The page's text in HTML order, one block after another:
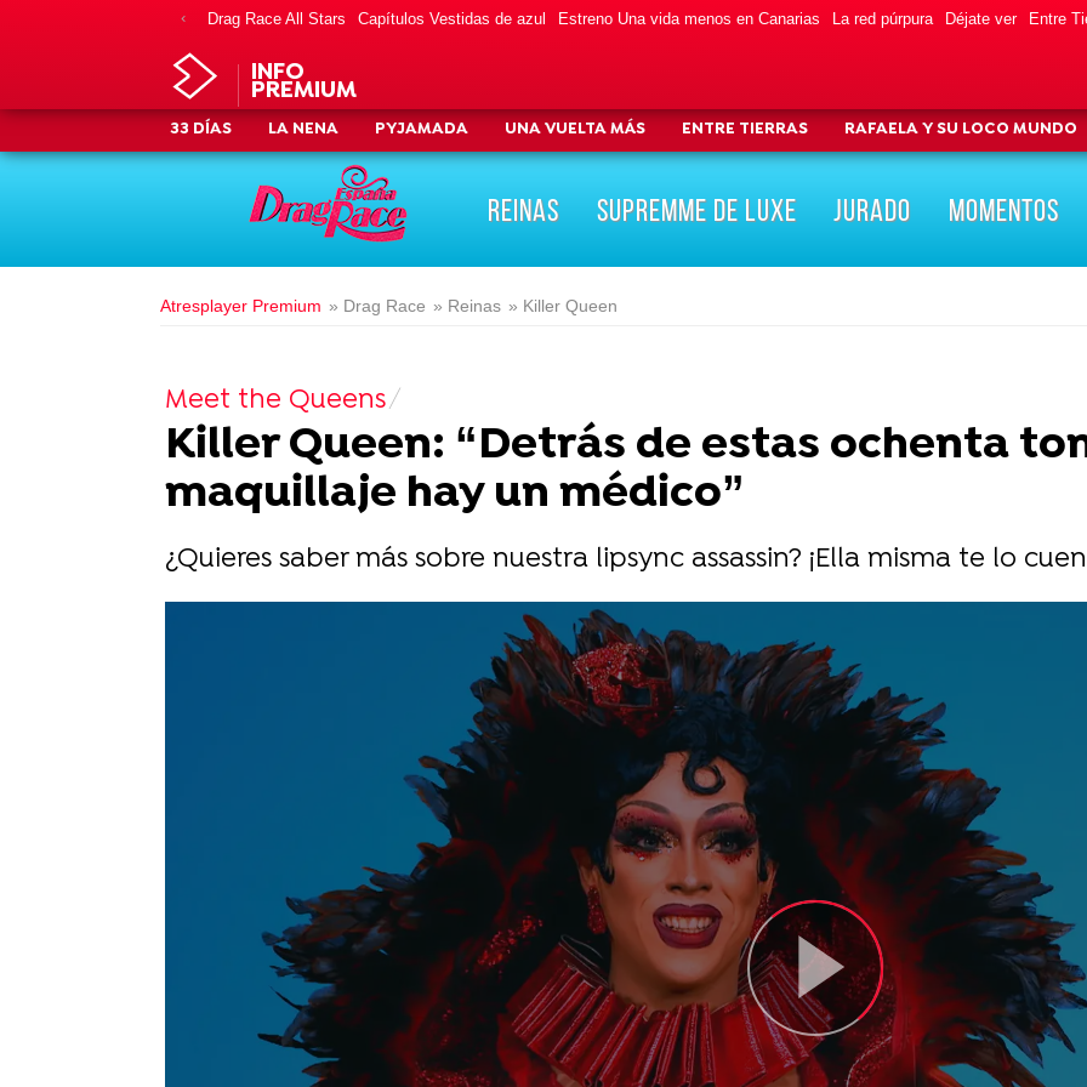
Drag Race All Stars Capítulos Vestidas de azul Estreno Una vida menos en Canarias La red púrpura Déjate ver Entre
INFO
PREMIUM
33 DÍAS LA NENA PYJAMADA UNA VUELTA MÁS ENTRE TIERRAS RAFAELA Y SU LOCO MUNDO
REINAS SUPREMME DE LUXE JURADO MOMENTOS
Atresplayer Premium » Drag Race » Reinas » Killer Queen
Meet the Queens
Killer Queen: “Detrás de estas ochenta
maquillaje hay un médico”
¿Quieres saber más sobre nuestra lipsync assassin? ¡Ella misma te lo